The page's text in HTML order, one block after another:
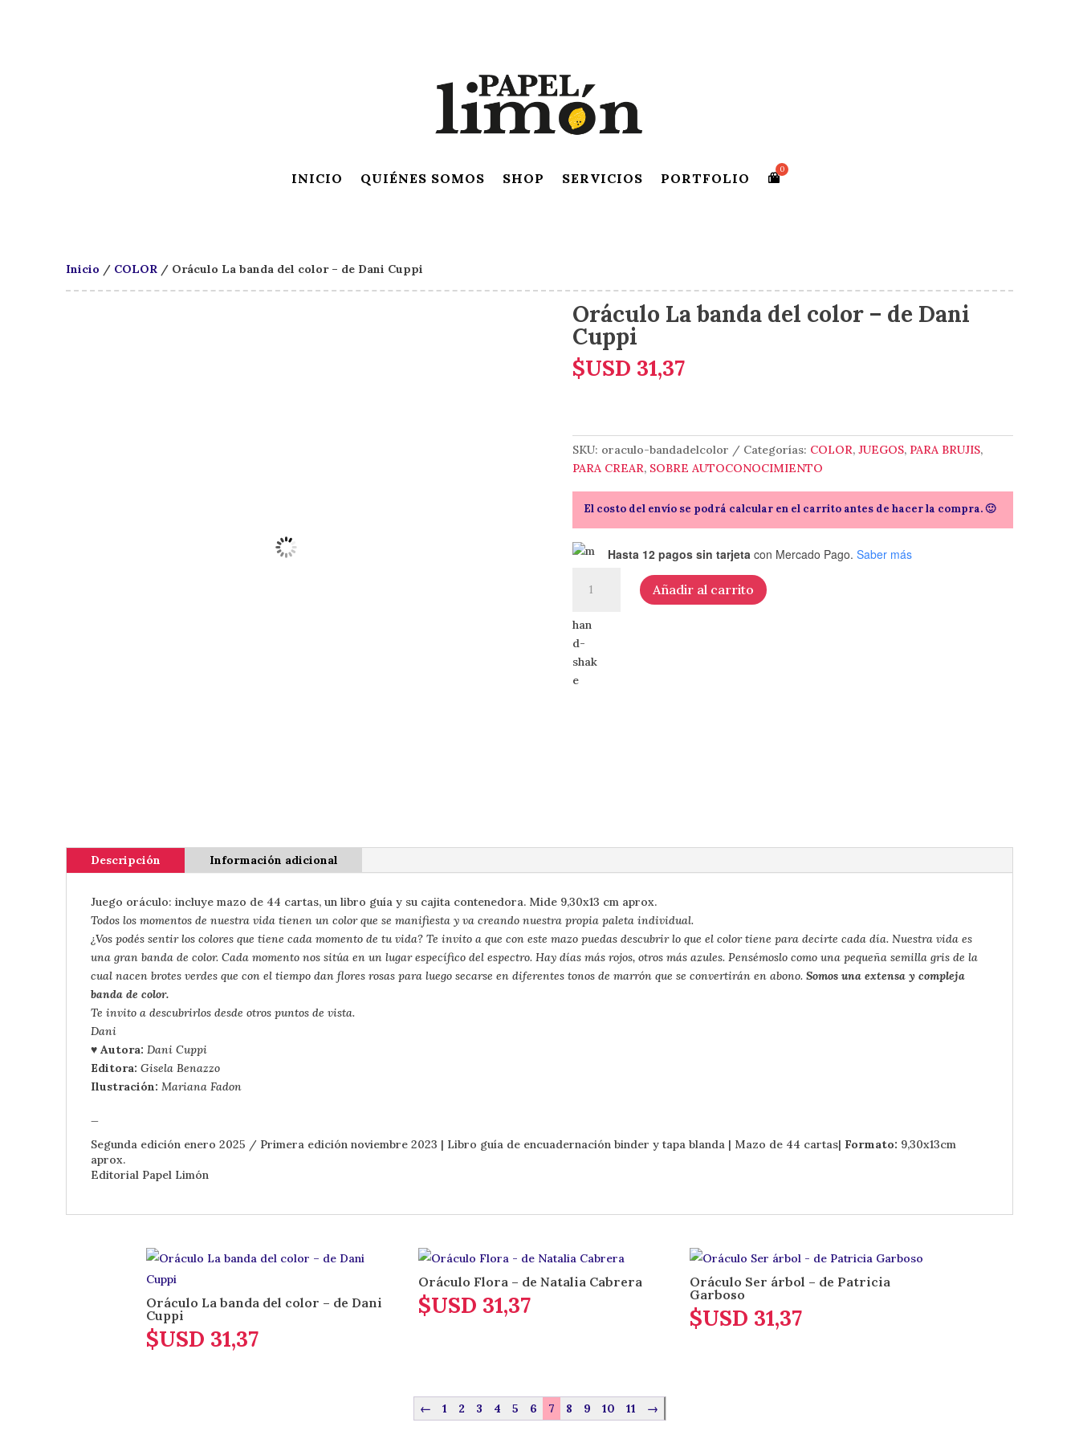
INICIO QUIÉNES SOMOS SHOP SERVICIOS PORTFOLIO
Inicio / COLOR / Oráculo La banda del color – de Dani Cuppi
Oráculo La banda del color – de Dani
Cuppi
$USD 31,37
SKU: oraculo-bandadelcolor Categorías: COLOR,JUEGOS, PARA BRUJIS,
PARA CREAR, SOBRE AUTOCONOCIMIENTO
El costo del envío se podrá calcular en el carrito antes de hacer la compra. 🙂
Hasta 12 pagos sin tarjeta con Mercado Pago. Saber más
del
color
–
de
Añadir al carrito
Descripción Información adicional
Juego oráculo: incluye mazo de 44 cartas, un libro guía y su cajita contenedora. Mide 9,30x13 cm aprox.
Todos los momentos de nuestra vida tienen un color que se manifiesta y va creando nuestra propia paleta individual.
¿Vos podés sentir los colores que tiene cada momento de tu vida? Te invito a que con este mazo puedas descubrir lo que el color tiene para decirte cada día. Nuestra vida es
una gran banda de color. Cada momento nos sitúa en un lugar específico del espectro. Hay días más rojos, otros más azules. Pensémoslo como una pequeña semilla gris de la
cual nacen brotes verdes que con el tiempo dan flores rosas para luego secarse en diferentes tonos de marrón que se convertirán en abono. Somos una extensa y compleja
banda de color.
Te invito a descubrirlos desde otros puntos de vista.
Dani
♥ Autora: Dani Cuppi
Editora: Gisela Benazzo
Ilustración: Mariana Fadon
Segunda edición enero 2025 / Primera edición noviembre 2023 | Libro guía de encuadernación binder y tapa blanda | Mazo de 44 cartas| Formato: 9,30x13cm
aprox.
Editorial Papel Limón
Oráculo La banda del color – de Dani
Cuppi
$USD 31,37
Oráculo Flora – de Natalia Cabrera
$USD 31,37
Oráculo Ser árbol – de Patricia
Garboso
$USD 31,37
← 1 2 3 4 5 6 7 8 9 10 11 →